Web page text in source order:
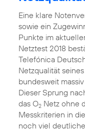
Eine klare
sowie ein
Punkte im
Netztest 2018
Telefónica
Netzqualität
bundesweit
Dieser Sprung
das O2Netz ohne
Messkriterien in
noch viel